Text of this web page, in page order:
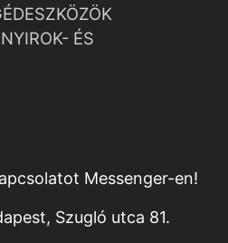
ÉS
Messenger-en!
Szugló utca 81.